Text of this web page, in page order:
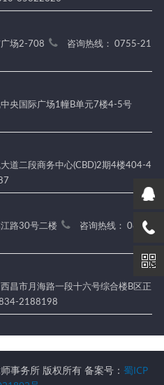
广场2-708
咨询热线： 0755-21
央国际广场1幢B单元7楼4-5号
道二段商务中心(CBD)2期4楼404-4
江路30号二楼
咨询热线： 0837
昌市月海路一段十六号综合楼B区正
2188198
事务所 版权所有 备案号： 蜀ICP